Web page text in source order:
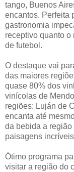
tango, Buenos
encantos. Perfeita
gastronomia
receptivo quanto o
de futebol.
O destaque vai
das maiores
quase 80% dos
vinícolas de
regiões: Luján de
encanta até
da bebida a região
paisagens
Ótimo programa
visitar a região do